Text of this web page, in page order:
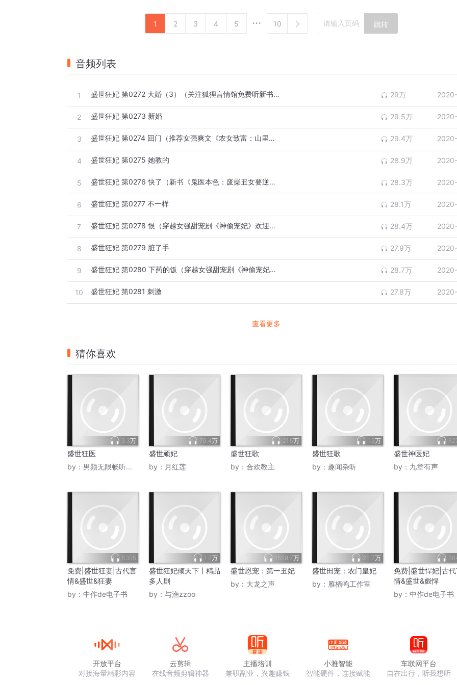
1 2 3 4 5 10 跳转
音频列表
1 盛世狂妃 第0272 大婚（3）（关注狐狸言情馆免费听新书《霸道宠妻请让开》哦） 29万
2 盛世狂妃 第0273 新婚 29.5万
3 盛世狂妃 第0274 回门（推荐女强爽文《农女致富：山里汉宠妻无度》免费2个月） 29.4万
4 盛世狂妃 第0275 她教的 28.9万
5 盛世狂妃 第0276 快了（新书《鬼医本色：废柴丑女要逆天》爆笑来袭，有抽奖哦） 28.3万
6 盛世狂妃 第0277 不一样 28.1万
7 盛世狂妃 第0278 恨（穿越女强甜宠剧《神偷宠妃》欢迎大家收听哦） 28.4万
8 盛世狂妃 第0279 脏了手 27.9万
9 盛世狂妃 第0280 下药的饭（穿越女强甜宠剧《神偷宠妃》欢迎大家收听哦） 28.7万
10 盛世狂妃 第0281 刺激 27.8万
查看更多
猜你喜欢
3.3万
盛世狂医
by： 男频无限畅听纵横有声
79.4万
盛世顽妃
by： 月红莲
21.5万
盛世狂歌
by： 合欢教主
1.9万
盛世狂歌
by： 趣闻杂听
盛世神医妃
by： 九章有声
5305
免费|盛世狂妻|古代言
情&盛世&狂妻
by： 中作de电子书
1.7万
盛世狂妃倾天下丨精品
多人剧
by： 与渔zzoo
1559.7万
盛世恩宠：第一丑妃
by： 大龙之声
25.7万
盛世田宠：农门皇妃
by： 雁栖鸣工作室
免费|盛世悍妃|古
情&盛世&彪悍
by： 中作de电子书
开放平台
对接海量精彩内容
云剪辑
在线音频剪辑神器
主播培训
兼职副业，兴趣赚钱
小雅智能
智能硬件，连接赋能
车联网平台
自在出行，听我想听